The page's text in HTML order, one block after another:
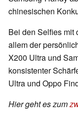
chinesischen
Bei den Selfies mit
allem der
X200 Ultra und
konsistenter
Ultra und Oppo
Hier geht es zum